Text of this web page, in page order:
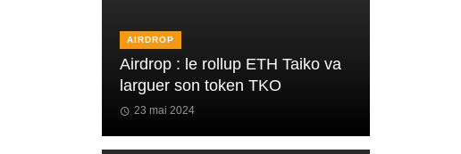
AIRDROP
Airdrop : le rollup ETH Taiko va
larguer son token TKO
23 mai 2024